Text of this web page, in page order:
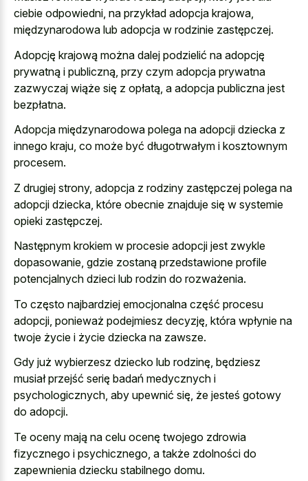
ciebie odpowiedni, na przykład adopcja krajowa,
międzynarodowa lub adopcja w rodzinie zastępczej.
Adopcję krajową można dalej podzielić na adopcję
prywatną i publiczną, przy czym adopcja prywatna
zazwyczaj wiąże się z opłatą, a adopcja publiczna jest
bezpłatna.
Adopcja międzynarodowa polega na adopcji dziecka z
innego kraju, co może być długotrwałym i kosztownym
procesem.
Z drugiej strony, adopcja z rodziny zastępczej polega na
adopcji dziecka, które obecnie znajduje się w systemie
opieki zastępczej.
Następnym krokiem w procesie adopcji jest zwykle
dopasowanie, gdzie zostaną przedstawione profile
potencjalnych dzieci lub rodzin do rozważenia.
To często najbardziej emocjonalna część procesu
adopcji, ponieważ podejmiesz decyzję, która wpłynie na
twoje życie i życie dziecka na zawsze.
Gdy już wybierzesz dziecko lub rodzinę, będziesz
musiał przejść serię badań medycznych i
psychologicznych, aby upewnić się, że jesteś gotowy
do adopcji.
Te oceny mają na celu ocenę twojego zdrowia
fizycznego i psychicznego, a także zdolności do
zapewnienia dziecku stabilnego domu.